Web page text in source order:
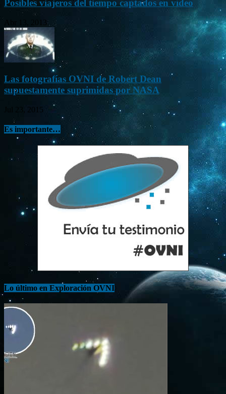
Posibles viajeros del tiempo captados en vídeo
Abr 13, 2013
Las fotografías OVNI de Robert Dean
supuestamente suprimidas por NASA
Jul 23, 2015
Es importante…
Lo último en Exploración OVNI